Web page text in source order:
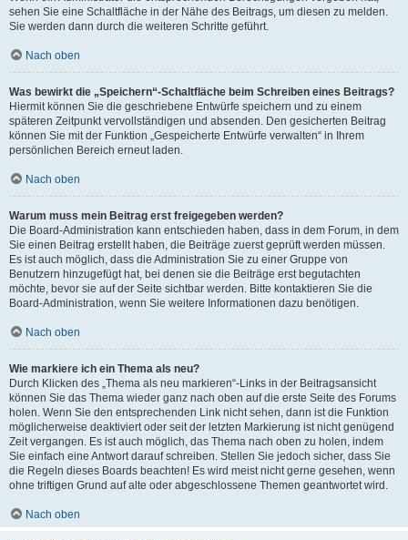
sehen Sie eine Schaltfläche in der Nähe des Beitrags, um diesen zu melden.
Sie werden dann durch die weiteren Schritte geführt.
Nach oben
Was bewirkt die „Speichern“-Schaltfläche beim Schreiben eines Beitrags?
Hiermit können Sie die geschriebene Entwürfe speichern und zu einem
späteren Zeitpunkt vervollständigen und absenden. Den gesicherten Beitrag
können Sie mit der Funktion „Gespeicherte Entwürfe verwalten“ in Ihrem
persönlichen Bereich erneut laden.
Nach oben
Warum muss mein Beitrag erst freigegeben werden?
Die Board-Administration kann entschieden haben, dass in dem Forum, in dem
Sie einen Beitrag erstellt haben, die Beiträge zuerst geprüft werden müssen.
Es ist auch möglich, dass die Administration Sie zu einer Gruppe von
Benutzern hinzugefügt hat, bei denen sie die Beiträge erst begutachten
möchte, bevor sie auf der Seite sichtbar werden. Bitte kontaktieren Sie die
Board-Administration, wenn Sie weitere Informationen dazu benötigen.
Nach oben
Wie markiere ich ein Thema als neu?
Durch Klicken des „Thema als neu markieren“-Links in der Beitragsansicht
können Sie das Thema wieder ganz nach oben auf die erste Seite des Forums
holen. Wenn Sie den entsprechenden Link nicht sehen, dann ist die Funktion
möglicherweise deaktiviert oder seit der letzten Markierung ist nicht genügend
Zeit vergangen. Es ist auch möglich, das Thema nach oben zu holen, indem
Sie einfach eine Antwort darauf schreiben. Stellen Sie jedoch sicher, dass Sie
die Regeln dieses Boards beachten! Es wird meist nicht gerne gesehen, wenn
ohne triftigen Grund auf alte oder abgeschlossene Themen geantwortet wird.
Nach oben